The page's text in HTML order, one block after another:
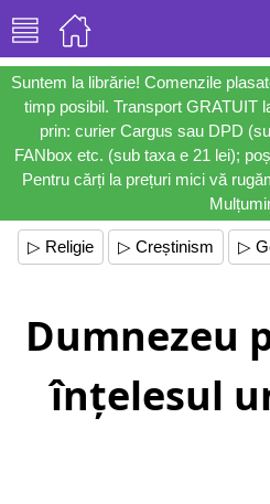
Suntem la librărie! Comenzile
timp posibil. Transport GRATUIT
prin: curier Cargus sau DPD
FANbox etc. (sub taxa e 21 lei);
Pentru cărți la prețuri mici vă
▷ Religie ▷ Creștinism ▷
Dumnezeu
înțelesul